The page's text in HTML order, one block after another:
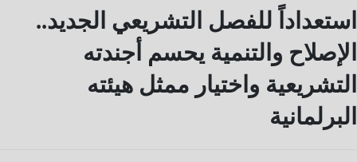
استعداداً للفصل التشريعي الجديد..
الإصلاح والتنمية يحسم أجندته
التشريعية واختيار ممثل هيئته
البرلمانية